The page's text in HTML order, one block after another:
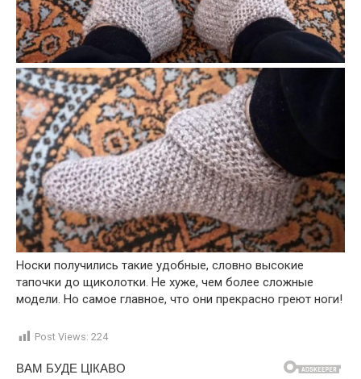
Носки получились такие удобные, словно высокие
тапочки до щиколотки. Не хуже, чем более сложные
модели. Но самое главное, что они прекрасно греют ноги!
Post Views: 224